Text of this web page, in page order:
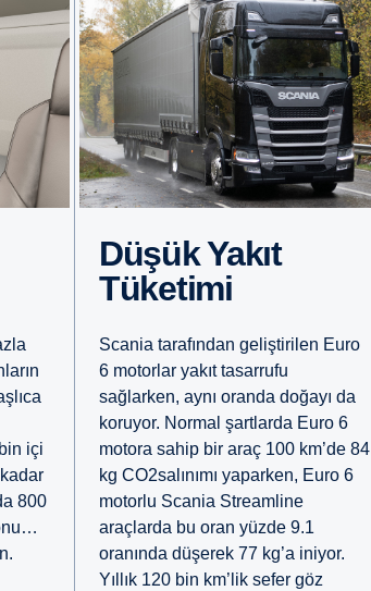
içi
800
Düşük Yakıt
Tüketimi
Scania tarafından geliştirilen Euro
6 motorlar yakıt tasarrufu
sağlarken, aynı oranda doğayı da
koruyor. Normal şartlarda Euro 6
motora sahip bir araç 100 km’de 84
kg CO2salınımı yaparken, Euro 6
motorlu Scania Streamline
araçlarda bu oran yüzde 9.1
oranında düşerek 77 kg’a iniyor.
Yıllık 120 bin km’lik sefer göz